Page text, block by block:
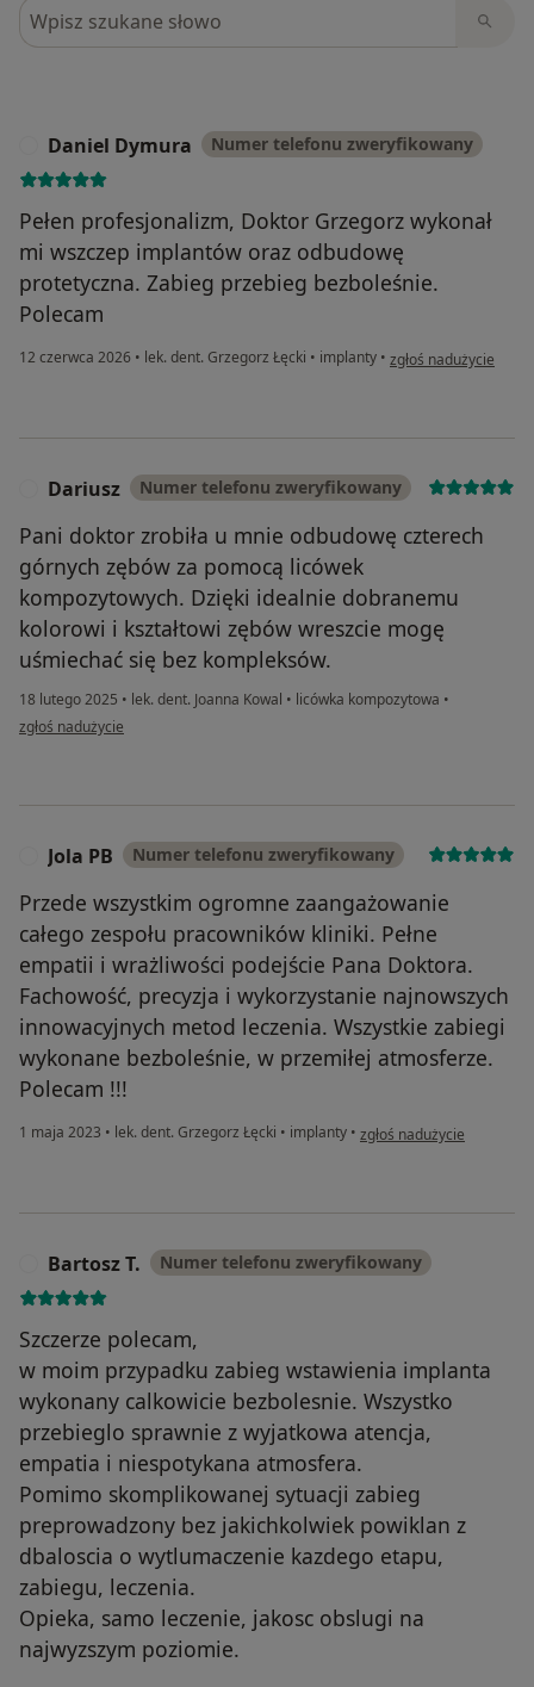
Szukaj w opiniach
Daniel Dymura Numer telefonu zweryfikowany
Pełen profesjonalizm, Doktor Grzegorz wykonał
mi wszczep implantów oraz odbudowę
protetyczna. Zabieg przebieg bezboleśnie.
Polecam
12 czerwca 2026 • lek. dent. Grzegorz Łęcki • implanty • w opinii użytkownika
zgłoś nadużycie
Dariusz Numer telefonu zweryfikowany
Pani doktor zrobiła u mnie odbudowę czterech
górnych zębów za pomocą licówek
kompozytowych. Dzięki idealnie dobranemu
kolorowi i kształtowi zębów wreszcie mogę
uśmiechać się bez kompleksów.
18 lutego 2025 • lek. dent. Joanna Kowal • licówka kompozytowa •
w opinii użytkownika Dariusz
zgłoś nadużycie
Jola PB Numer telefonu zweryfikowany
Przede wszystkim ogromne zaangażowanie
całego zespołu pracowników kliniki. Pełne
empatii i wrażliwości podejście Pana Doktora.
Fachowość, precyzja i wykorzystanie najnowszych
innowacyjnych metod leczenia. Wszystkie zabiegi
wykonane bezboleśnie, w przemiłej atmosferze.
Polecam !!!
1 maja 2023 • lek. dent. Grzegorz Łęcki • implanty • w opinii użytkownika Jola
zgłoś nadużycie
Bartosz T. Numer telefonu zweryfikowany
Szczerze polecam,
w moim przypadku zabieg wstawienia implanta
wykonany calkowicie bezbolesnie. Wszystko
przebieglo sprawnie z wyjatkowa atencja,
empatia i niespotykana atmosfera.
Pomimo skomplikowanej sytuacji zabieg
preprowadzony bez jakichkolwiek powiklan z
dbaloscia o wytlumaczenie kazdego etapu,
zabiegu, leczenia.
Opieka, samo leczenie, jakosc obslugi na
najwyzszym poziomie.